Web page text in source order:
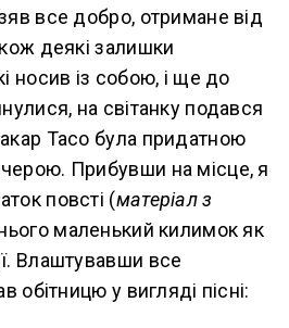
все добро, отримане від
деякі залишки
носив із собою, і ще до
на світанку подався
Тасо була придатною
Прибувши на місце, я
повсті (матеріал з
маленький килимок як
Влаштувавши все
обітницю у вигляді пісні: